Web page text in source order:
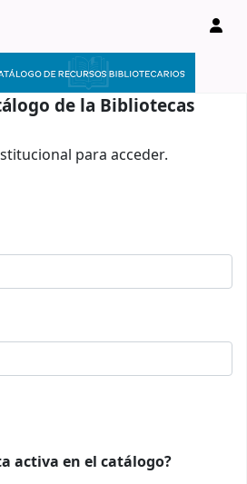
de la Bibliotecas
para acceder.
activa en el catálogo?